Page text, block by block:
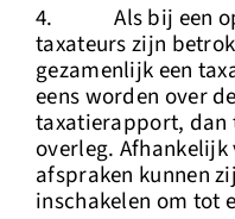
4. Als bij een
taxateurs zijn
gezamenlijk een
eens worden over
taxatierapport, dan
overleg.
afspraken kunnen
inschakelen om tot